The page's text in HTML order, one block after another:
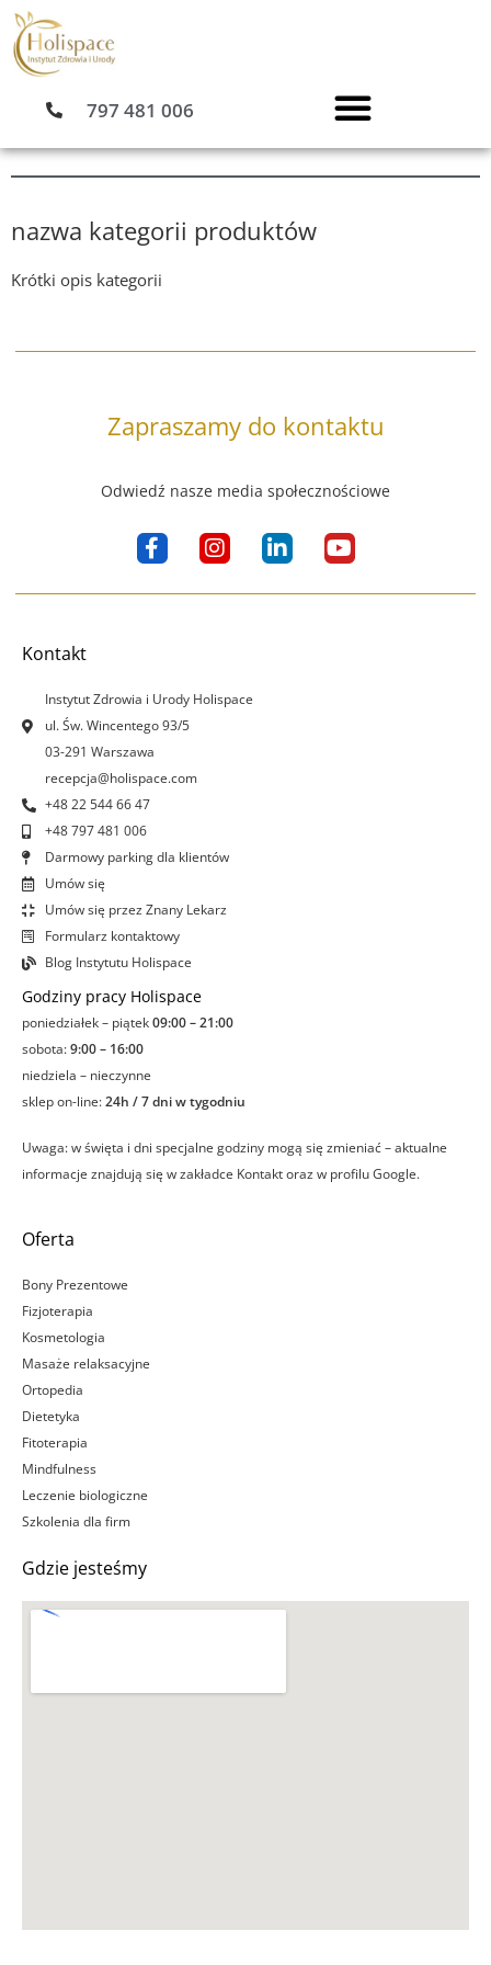
Przejdź
do
treści
797 481 006
nazwa kategorii produktów
Krótki opis kategorii
Zapraszamy do kontaktu
Odwiedź nasze media społecznościowe
F
a
c
k
-
f
I
n
s
a
L
i
n
Y
o
u
Kontakt
Instytut Zdrowia i Urody Holispace
ul. Św. Wincentego 93/5
03-291 Warszawa
recepcja@holispace.com
+48 22 544 66 47
+48 797 481 006
Darmowy parking dla klientów
Umów się
Umów się przez Znany Lekarz
Formularz kontaktowy
Blog Instytutu Holispace
Godziny pracy Holispace
poniedziałek – piątek09:00 – 21:00
sobota:9:00 – 16:00
niedziela – nieczynne
sklep on-line:24h / 7 dni w tygodniu
Uwaga: w święta i dni specjalne godziny mogą się zmieniać – aktualne
informacje znajdują się w zakładce Kontakt oraz w profilu Google.
Oferta
Bony Prezentowe
Fizjoterapia
Kosmetologia
Masaże relaksacyjne
Ortopedia
Dietetyka
Fitoterapia
Mindfulness
Leczenie biologiczne
Szkolenia dla firm
Gdzie jesteśmy